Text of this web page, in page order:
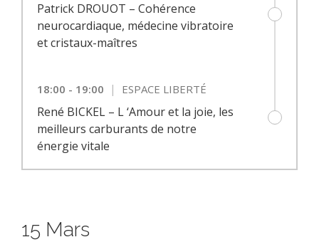
Patrick DROUOT – Cohérence
neurocardiaque, médecine vibratoire
et cristaux-maîtres
18:00 - 19:00 | ESPACE LIBERTÉ
René BICKEL – L ‘Amour et la joie, les
meilleurs carburants de notre
énergie vitale
15 Mars